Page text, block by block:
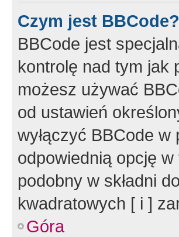
Czym jest BBCode?
BBCode jest
kontrolę nad tym jak
możesz używać
od ustawień
wyłączyć BBCode
odpowiednią opcję
podobny w składni
kwadratowych [ i ]
Góra